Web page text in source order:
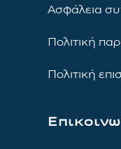
Ασφάλεια
Πολιτική
Πολιτική